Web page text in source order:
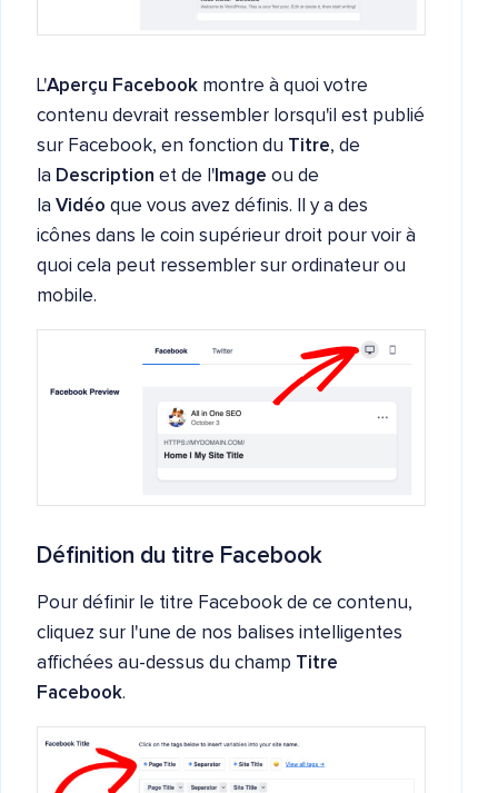
L'Aperçu Facebook montre à quoi votre
contenu devrait ressembler lorsqu'il est publié
sur Facebook, en fonction du Titre, de
la Description et de l' Image ou de
la Vidéo que vous avez définis. Il y a des
icônes dans le coin supérieur droit pour voir à
quoi cela peut ressembler sur ordinateur ou
mobile.
Définition du titre Facebook
Pour définir le titre Facebook de ce contenu,
cliquez sur l'une de nos balises intelligentes
affichées au-dessus du champ Titre
Facebook.